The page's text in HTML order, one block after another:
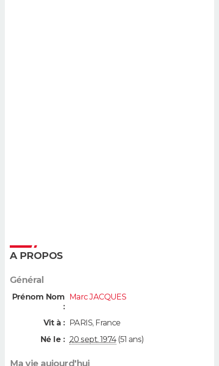
A PROPOS
Général
Prénom Nom
:
Marc JACQUES
Vit à : PARIS, France
Né le : 20 sept. 1974(51 ans)
Ma vie aujourd'hui